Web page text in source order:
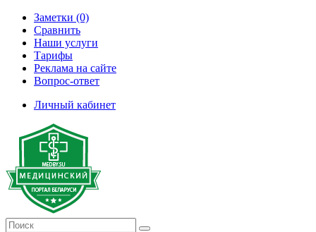
Заметки (0)
Сравнить
Наши услуги
Тарифы
Реклама на сайте
Вопрос-ответ
Личный кабинет